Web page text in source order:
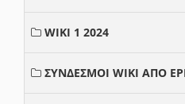
WIKI 1 2024
ΣΥΝΔΕΣΜΟΙ WIKI ΑΠΟ